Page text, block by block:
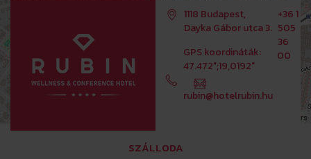
contributors
1118 Budapest,
Dayka Gábor utca 3.
GPS koordináták:
47.472°;19,0192°
+36 1
505
36
00
rubin@hotelrubin.hu
SZÁLLODA